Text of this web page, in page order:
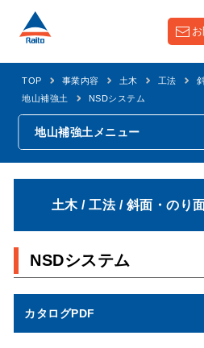
TOP 事業内容 土木 工法
地山補強土
NSDシステム
地山補強土 メニュー
土木 / 工法 / 斜面・のり
NSDシステム
カタログPDF